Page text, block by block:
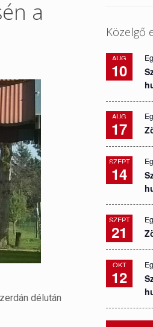
a
délután
Közelgő
AUG
10
AUG
17
SZEPT
14
SZEPT
21
OKT
12